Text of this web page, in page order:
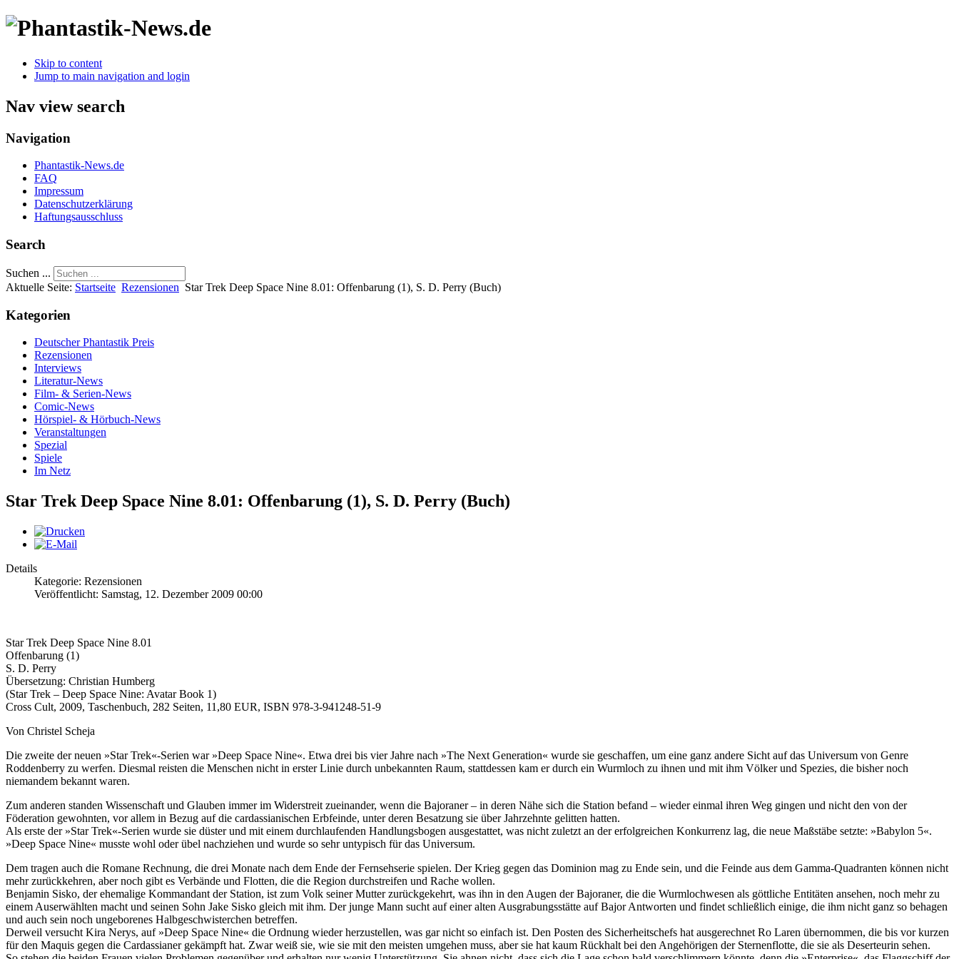
Skip to content
Jump to main navigation and login
Nav view search
Navigation
Phantastik-News.de
FAQ
Impressum
Datenschutzerklärung
Haftungsausschluss
Search
Suchen ...
Aktuelle Seite: Startseite Rezensionen Star Trek Deep Space Nine 8.01: Offenbarung (1), S. D. Perry (Buch)
Kategorien
Deutscher Phantastik Preis
Rezensionen
Interviews
Literatur-News
Film- & Serien-News
Comic-News
Hörspiel- & Hörbuch-News
Veranstaltungen
Spezial
Spiele
Im Netz
Star Trek Deep Space Nine 8.01: Offenbarung (1), S. D. Perry (Buch)
Details
Kategorie: Rezensionen
Veröffentlicht: Samstag, 12. Dezember 2009 00:00
Star Trek Deep Space Nine 8.01
Offenbarung (1)
S. D. Perry
Übersetzung: Christian Humberg
(Star Trek – Deep Space Nine: Avatar Book 1)
Cross Cult, 2009, Taschenbuch, 282 Seiten, 11,80 EUR, ISBN 978-3-941248-51-9
Von Christel Scheja
Die zweite der neuen »Star Trek«-Serien war »Deep Space Nine«. Etwa drei bis vier Jahre nach »The Next Generation« wurde sie geschaffen, um eine ganz andere Sicht auf das Universum von Genre
Roddenberry zu werfen. Diesmal reisten die Menschen nicht in erster Linie durch unbekannten Raum, stattdessen kam er durch ein Wurmloch zu ihnen und mit ihm Völker und Spezies, die bisher noch
niemandem bekannt waren.
Zum anderen standen Wissenschaft und Glauben immer im Widerstreit zueinander, wenn die Bajoraner – in deren Nähe sich die Station befand – wieder einmal ihren Weg gingen und nicht den von der
Föderation gewohnten, vor allem in Bezug auf die cardassianischen Erbfeinde, unter deren Besatzung sie über Jahrzehnte gelitten hatten.
Als erste der »Star Trek«-Serien wurde sie düster und mit einem durchlaufenden Handlungsbogen ausgestattet, was nicht zuletzt an der erfolgreichen Konkurrenz lag, die neue Maßstäbe setzte: »Babylon 5«.
»Deep Space Nine« musste wohl oder übel nachziehen und wurde so sehr untypisch für das Universum.
Dem tragen auch die Romane Rechnung, die drei Monate nach dem Ende der Fernsehserie spielen. Der Krieg gegen das Dominion mag zu Ende sein, und die Feinde aus dem Gamma-Quadranten können nicht
mehr zurückkehren, aber noch gibt es Verbände und Flotten, die die Region durchstreifen und Rache wollen.
Benjamin Sisko, der ehemalige Kommandant der Station, ist zum Volk seiner Mutter zurückgekehrt, was ihn in den Augen der Bajoraner, die die Wurmlochwesen als göttliche Entitäten ansehen, noch mehr zu
einem Auserwählten macht und seinen Sohn Jake Sisko gleich mit ihm. Der junge Mann sucht auf einer alten Ausgrabungsstätte auf Bajor Antworten und findet schließlich einige, die ihm nicht ganz so behagen
und auch sein noch ungeborenes Halbgeschwisterchen betreffen.
Derweil versucht Kira Nerys, auf »Deep Space Nine« die Ordnung wieder herzustellen, was gar nicht so einfach ist. Den Posten des Sicherheitschefs hat ausgerechnet Ro Laren übernommen, die bis vor kurzen
für den Maquis gegen die Cardassianer gekämpft hat. Zwar weiß sie, wie sie mit den meisten umgehen muss, aber sie hat kaum Rückhalt bei den Angehörigen der Sternenflotte, die sie als Deserteurin sehen.